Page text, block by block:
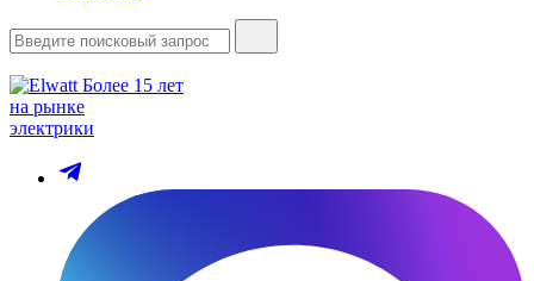
Более 15 лет
на рынке
электрики